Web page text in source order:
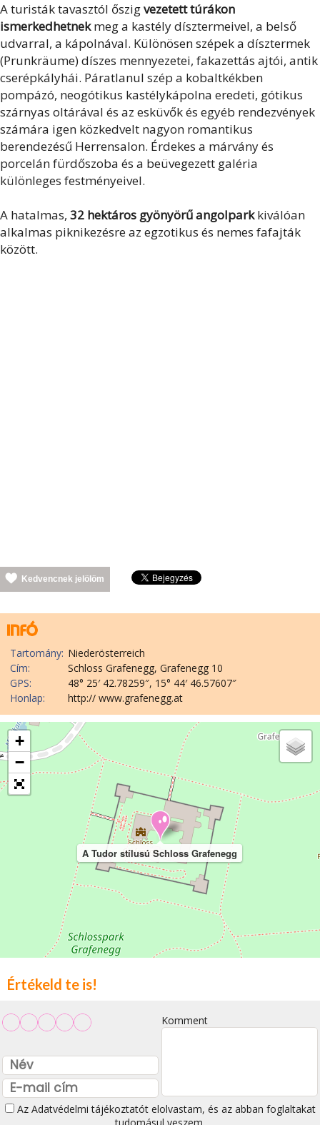
A turisták tavasztól őszigvezetett túrákon
ismerkedhetnekmeg a kastély dísztermeivel, a belső
udvarral, a kápolnával. Különösen szépek a dísztermek
(Prunkräume) díszes mennyezetei, fakazettás ajtói, antik
cserépkályhái. Páratlanul szép a kobaltkékben
pompázó, neogótikus kastélykápolna eredeti, gótikus
szárnyas oltárával és az esküvők és egyéb rendezvények
számára igen közkedvelt nagyon romantikus
berendezésű Herrensalon. Érdekes a márvány és
porcelán fürdőszoba és a beüvegezett galéria
különleges festményeivel.
A hatalmas, 32 hektáros gyönyörű angolparkkiválóan
alkalmas piknikezésre az egzotikus és nemes fafajták
között.
Kedvencnek jelölöm
Tartomány: Niederösterreich
Cím:
Schloss Grafenegg, Grafenegg 10
GPS:
48° 25′ 42.78259″, 15° 44′ 46.57607″
Honlap:
http:// www.grafenegg.at
A Tudor stílusú Schloss Grafenegg
+
−
Értékeld te is!
Komment
Az Adatvédelmi tájékoztatótelolvastam, és az abban foglaltakat